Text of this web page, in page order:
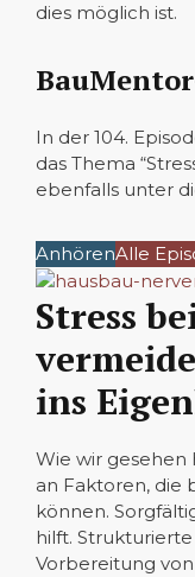
dies möglich ist.
In der 104.
das Thema
ebenfalls unter
AnhörenAlle
Stress
ins
Wie wir gesehen
an Faktoren, die
können.
hilft.
Vorbereitung